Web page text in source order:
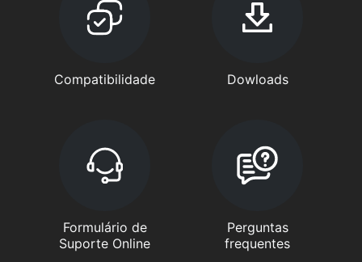
Compatibilidade Dowloads
Formulário de
Suporte Online
Perguntas
frequentes